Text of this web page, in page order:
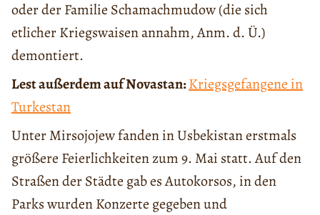
oder der Familie Schamachmudow (die sich
etlicher Kriegswaisen annahm, Anm. d. Ü.)
demontiert.
Lest außerdem auf Novastan:Kriegsgefangene in
Turkestan
Unter Mirsojojew fanden in Usbekistan erstmals
größere Feierlichkeiten zum 9. Mai statt. Auf den
Straßen der Städte gab es Autokorsos, in den
Parks wurden Konzerte gegeben und